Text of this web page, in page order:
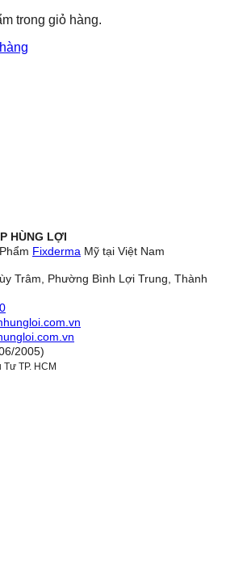
trong giỏ hàng.
HÙNG LỢI
Fixderma Mỹ tại Việt Nam
Trâm, Phường Bình Lợi Trung, Thành
2005)
TP. HCM